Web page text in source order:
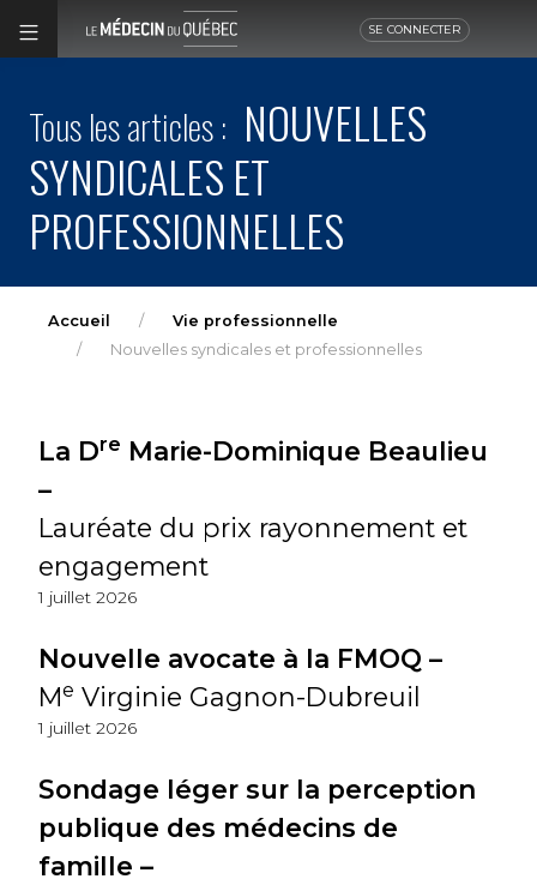
SE CONNECTER
Tous les articles : NOUVELLES
SYNDICALES ET
PROFESSIONNELLES
Accueil
Vie professionnelle
Nouvelles syndicales et professionnelles
La Dre Marie-Dominique Beaulieu
–
Lauréate du prix rayonnement et
engagement
1 juillet 2026
Nouvelle avocate à la FMOQ –
Me Virginie Gagnon-Dubreuil
1 juillet 2026
Sondage léger sur la perception
publique des médecins de
famille –